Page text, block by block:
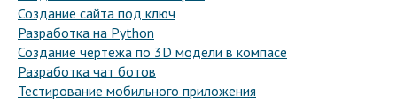
Создание сайта под ключ
Разработка на Python
Создание чертежа по 3D модели в компасе
Разработка чат ботов
Тестирование мобильного приложения